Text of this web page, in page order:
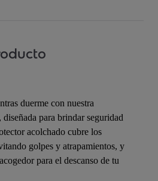
duerme con nuestra
para brindar seguridad
acolchado cubre los
golpes y atrapamientos, y
para el descanso de tu